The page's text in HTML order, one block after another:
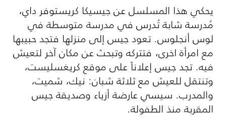
يحكي هذا المسلسل عن جيسيكا كريستوفر داي،
مُدرسة شابة تُدرس في مدرسة متوسطة في
لوس أنجلوس. تعود جيس إلى منزلها فتجد حبيبها
مع امرأة اخرى، فتتركه وتبحث عن مكان آخر لتعيش
فيه. تجد جيس إعلاناً على موقع كريغسليست،
وتنتقل للعيش مع ثلاثة شبان: نيك، شميت،
والمدرب. سيسي عارضة أزياء وصديقة جيس
المقربة منذ الطفولة.